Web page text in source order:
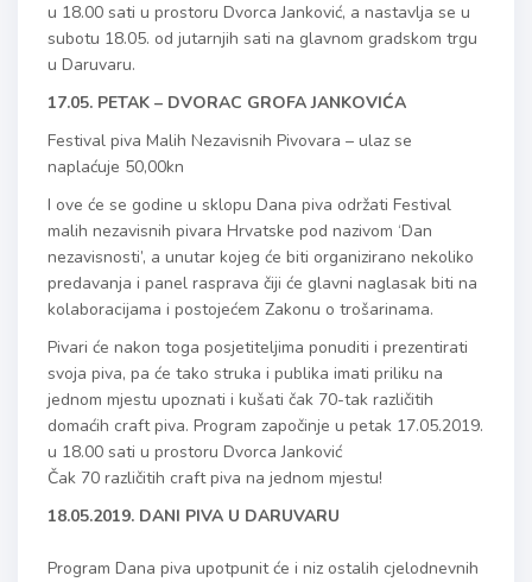
u 18.00 sati u prostoru Dvorca Janković, a nastavlja se u
subotu 18.05. od jutarnjih sati na glavnom gradskom trgu
u Daruvaru.
17.05. PETAK – DVORAC GROFA JANKOVIĆA
Festival piva Malih Nezavisnih Pivovara – ulaz se
naplaćuje 50,00kn
I ove će se godine u sklopu Dana piva održati Festival
malih nezavisnih pivara Hrvatske pod nazivom ‘Dan
nezavisnosti’, a unutar kojeg će biti organizirano nekoliko
predavanja i panel rasprava čiji će glavni naglasak biti na
kolaboracijama i postojećem Zakonu o trošarinama.
Pivari će nakon toga posjetiteljima ponuditi i prezentirati
svoja piva, pa će tako struka i publika imati priliku na
jednom mjestu upoznati i kušati čak 70-tak različitih
domaćih craft piva. Program započinje u petak 17.05.2019.
u 18.00 sati u prostoru Dvorca Janković
Čak 70 različitih craft piva na jednom mjestu!
18.05.2019. DANI PIVA U DARUVARU
Program Dana piva upotpunit će i niz ostalih cjelodnevnih